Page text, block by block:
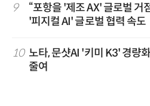
9
“포항을 '제조 AX' 글로벌
'피지컬 AI' 글로벌 협력 속도
10 노타, 문샷AI '키미 K3' 경량
줄여